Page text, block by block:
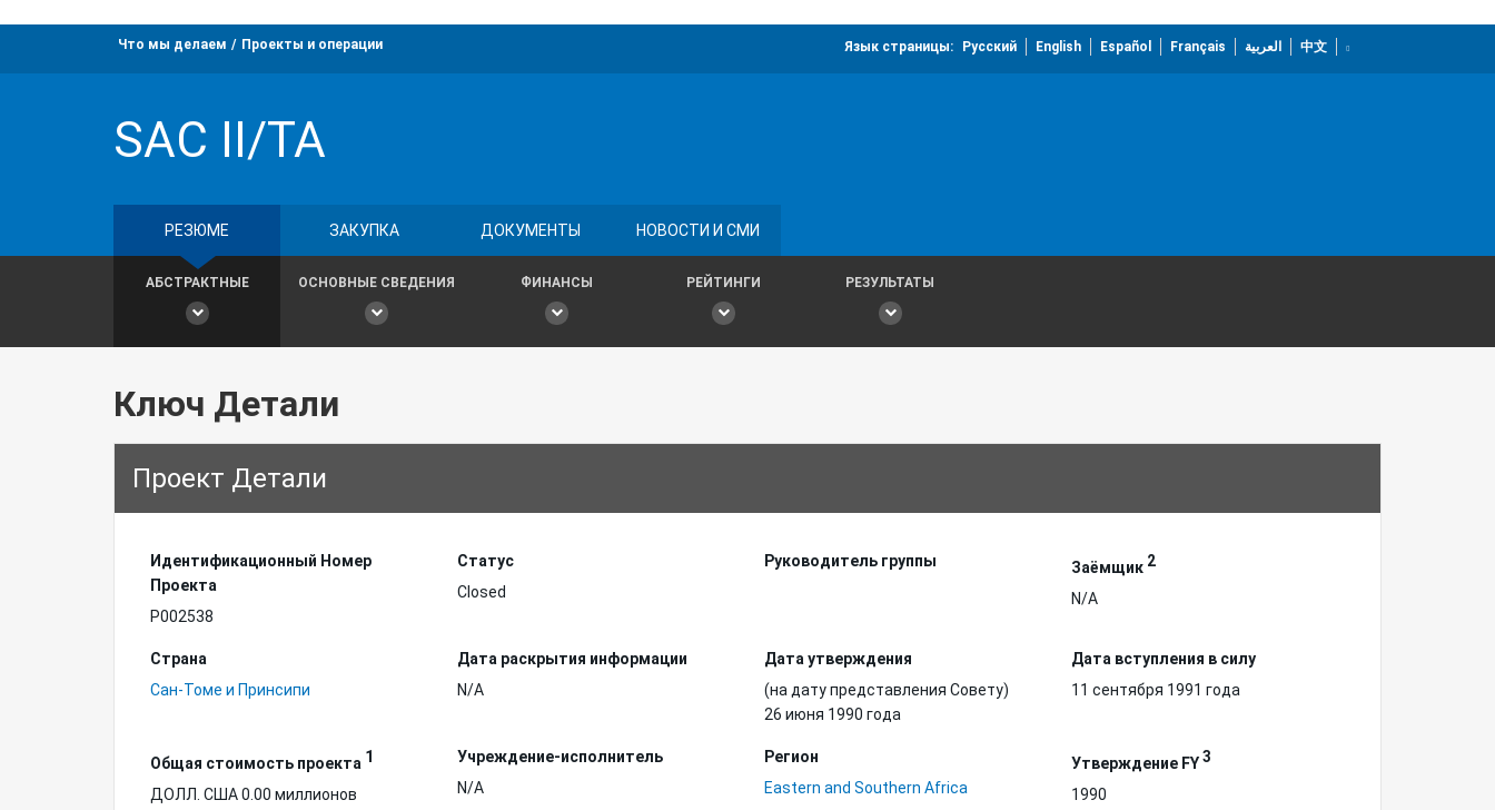
Что мы делаем Проекты и операции Язык страницы: Русский English Español Français العربية 中文
SAC II/TA
РЕЗЮМЕ ЗАКУПКА ДОКУМЕНТЫ НОВОСТИ И СМИ
АБСТРАКТНЫЕ ОСНОВНЫЕ СВЕДЕНИЯ ФИНАНСЫ РЕЙТИНГИ РЕЗУЛЬТАТЫ
Ключ Детали
Проект Детали
Идентификационный Hомер
Проекта
P002538
Статус
Closed
Руководитель группы Заёмщик 2
N/A
Страна
Сан-Томе и Принсипи
Дата раскрытия информации
N/A
Дата утверждения
(на дату представления Совету)
26 июня 1990 года
Дата вступления в силу
11 сентября 1991 года
Общая стоимость проекта 1
ДОЛЛ. США 0.00 миллионов
Учреждение-исполнитель
N/A
Регион
Eastern and Southern Africa
Утверждение FY3
1990